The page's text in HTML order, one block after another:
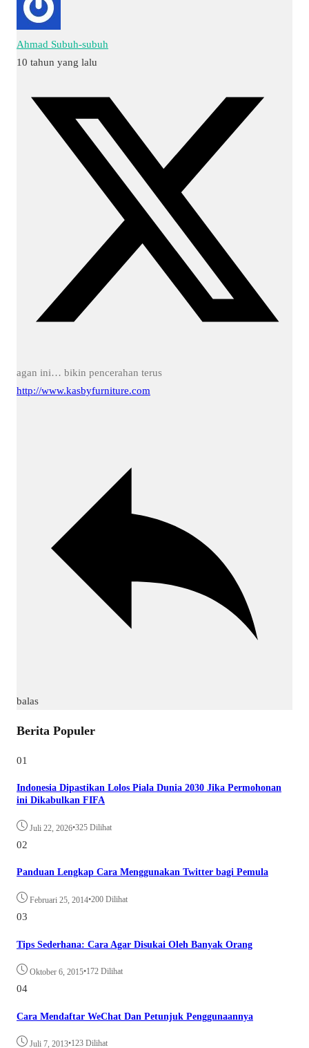
Ahmad Subuh-subuh
10 tahun yang lalu
agan ini… bikin pencerahan terus
http://www.kasbyfurniture.com
balas
Berita Populer
01
Indonesia Dipastikan Lolos Piala Dunia 2030 Jika Permohonan
ini Dikabulkan FIFA
Juli 22, 2026•325 Dilihat
02
Panduan Lengkap Cara Menggunakan Twitter bagi Pemula
Februari 25, 2014•200 Dilihat
03
Tips Sederhana: Cara Agar Disukai Oleh Banyak Orang
Oktober 6, 2015•172 Dilihat
04
Cara Mendaftar WeChat Dan Petunjuk Penggunaannya
Juli 7, 2013•123 Dilihat